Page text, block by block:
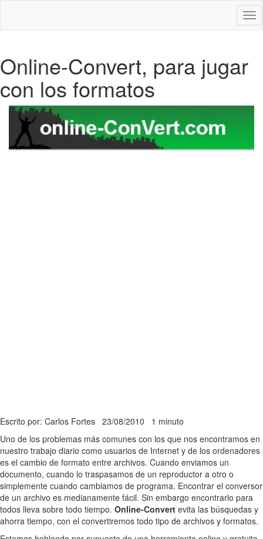
Online-Convert, para jugar
con los formatos
Escrito por: Carlos Fortes 23/08/2010 1 minuto
Uno de los problemas más comunes con los que nos encontramos en
nuestro trabajo diario como usuarios de Internet y de los ordenadores
es el cambio de formato entre archivos. Cuando enviamos un
documento, cuando lo traspasamos de un reproductor a otro o
simplemente cuando cambiamos de programa. Encontrar el conversor
de un archivo es medianamente fácil. Sin embargo encontrarlo para
todos lleva sobre todo tiempo. Online-Convert evita las búsquedas y
ahorra tiempo, con el convertiremos todo tipo de archivos y formatos.